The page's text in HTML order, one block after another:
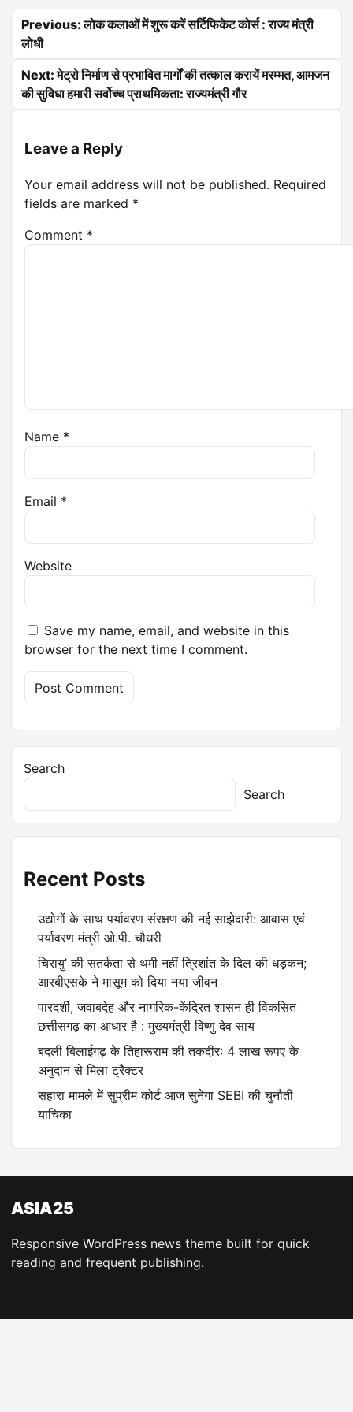
Post navigation
Previous: लोक कलाओं में शुरू करें सर्टिफिकेट कोर्स : राज्य मंत्री
लोधी
Next: मेट्रो निर्माण से प्रभावित मार्गों की तत्काल करायें मरम्मत, आमजन
की सुविधा हमारी सर्वोच्च प्राथमिकता: राज्यमंत्री गौर
Leave a Reply
Your email address will not be published. Required
fields are marked *
Comment *
Name *
Email *
Website
Save my name, email, and website in this
browser for the next time I comment.
Search
Search
Recent Posts
उद्योगों के साथ पर्यावरण संरक्षण की नई साझेदारी: आवास एवं
पर्यावरण मंत्री ओ.पी. चौधरी
चिरायु’ की सतर्कता से थमी नहीं त्रिशांत के दिल की धड़कन;
आरबीएसके ने मासूम को दिया नया जीवन
पारदर्शी, जवाबदेह और नागरिक-केंद्रित शासन ही विकसित
छत्तीसगढ़ का आधार है : मुख्यमंत्री विष्णु देव साय
बदली बिलाईगढ़ के तिहारूराम की तकदीर: 4 लाख रूपए के
अनुदान से मिला ट्रैक्टर
सहारा मामले में सुप्रीम कोर्ट आज सुनेगा SEBI की चुनौती
याचिका
ASIA25
Responsive WordPress news theme built for quick
reading and frequent publishing.